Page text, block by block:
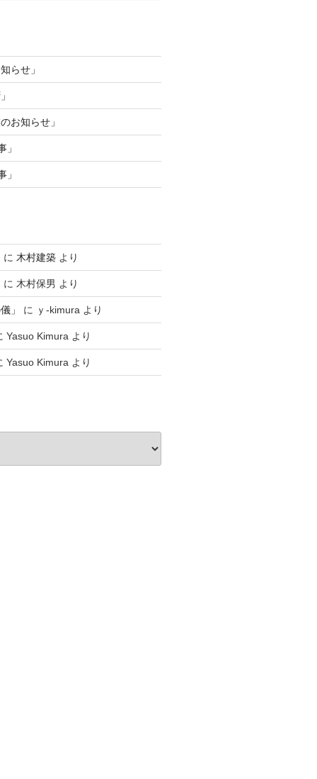
らせ」
お知らせ」
」
」
に 木村建築より
に 木村保男 より
」 に ｙ-kimuraより
Yasuo Kimuraより
Yasuo Kimuraより